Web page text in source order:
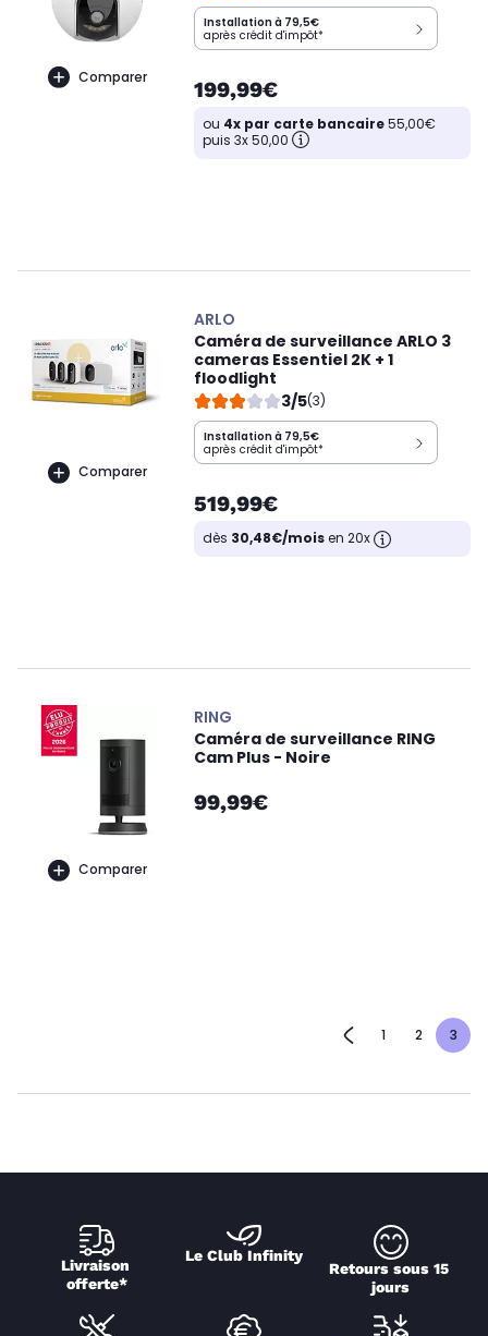
Comparer
Installation à 79,5€
après crédit d'impôt*
199,99€
ou 4x par carte bancaire55,00€
puis 3x 50,00
Comparer
ARLO
Caméra de surveillance ARLO 3
cameras Essentiel 2K + 1
floodlight
3/5(3)
Installation à 79,5€
après crédit d'impôt*
519,99€
dès 30,48€/moisen 20x
Comparer
RING
Caméra de surveillance RING
Cam Plus - Noire
99,99€
1 2 3
Livraison
offerte*
Le Club Infinity
Retours sous 15
jours